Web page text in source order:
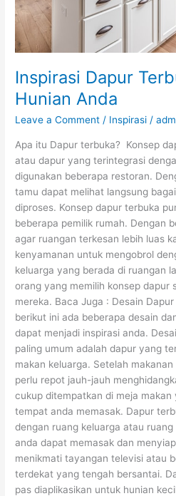
Inspirasi Dapur
Hunian Anda
Leave a Comment / Inspirasi /
Apa itu Dapur terbuka? Konsep
atau dapur yang terintegrasi
digunakan beberapa restoran.
tamu dapat melihat langsung
diproses. Konsep dapur terbuka
beberapa pemilik rumah. Dengan
agar ruangan terkesan lebih luas
kenyamanan untuk mengobrol
keluarga yang berada di ruangan
orang yang memilih konsep dapur
mereka. Baca Juga : Desain
berikut ini ada beberapa desain
dapat menjadi inspirasi anda.
paling umum adalah dapur yang
makan keluarga. Setelah
perlu repot jauh-jauh
cukup ditempatkan di meja
tempat anda memasak. Dapur
dengan ruang keluarga atau
anda dapat memasak dan
menikmati tayangan televisi atau
terdekat yang tengah bersantai.
pas diaplikasikan untuk hunian